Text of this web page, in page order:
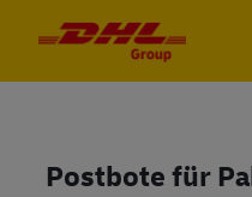
Postbote für